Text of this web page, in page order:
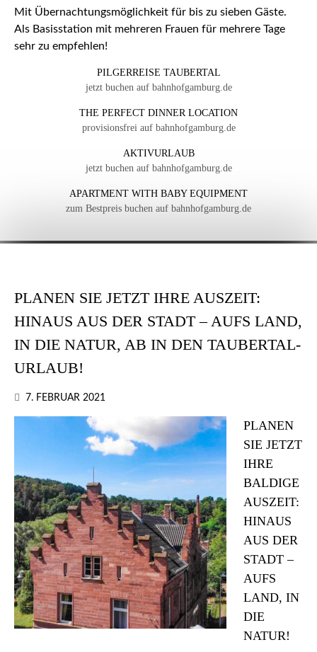
Mit Übernachtungsmöglichkeit für bis zu sieben Gäste.
Als Basisstation mit mehreren Frauen für mehrere Tage
sehr zu empfehlen!
PILGERREISE TAUBERTAL
jetzt buchen auf bahnhofgamburg.de
THE PERFECT DINNER LOCATION
provisionsfrei auf bahnhofgamburg.de
AKTIVURLAUB
jetzt buchen auf bahnhofgamburg.de
APARTMENT WITH BABY EQUIPMENT
zum Bestpreis buchen auf bahnhofgamburg.de
PLANEN SIE JETZT IHRE AUSZEIT:
HINAUS AUS DER STADT – AUFS LAND,
IN DIE NATUR, AB IN DEN TAUBERTAL-
URLAUB!
7. FEBRUAR 2021
PLANEN
SIE JETZT
IHRE
BALDIGE
AUSZEIT:
HINAUS
AUS DER
STADT –
AUFS
LAND, IN
DIE
NATUR!